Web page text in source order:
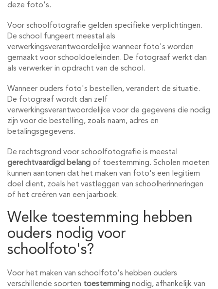
deze foto's.
Voor schoolfotografie gelden specifieke verplichtingen.
De school fungeert meestal als
verwerkingsverantwoordelijke wanneer foto's worden
gemaakt voor schooldoeleinden. De fotograaf werkt dan
als verwerker in opdracht van de school.
Wanneer ouders foto's bestellen, verandert de situatie.
De fotograaf wordt dan zelf
verwerkingsverantwoordelijke voor de gegevens die nodig
zijn voor de bestelling, zoals naam, adres en
betalingsgegevens.
De rechtsgrond voor schoolfotografie is meestal
gerechtvaardigd belang of toestemming. Scholen moeten
kunnen aantonen dat het maken van foto's een legitiem
doel dient, zoals het vastleggen van schoolherinneringen
of het creëren van een jaarboek.
Welke toestemming hebben
ouders nodig voor
schoolfoto's?
Voor het maken van schoolfoto's hebben ouders
verschillende soorten toestemming nodig, afhankelijk van